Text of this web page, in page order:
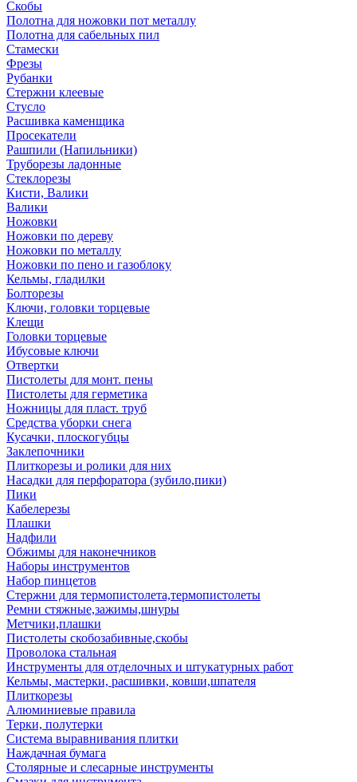
Скобы
Полотна для ножовки пот металлу
Полотна для сабельных пил
Стамески
Фрезы
Рубанки
Стержни клеевые
Стусло
Расшивка каменщика
Просекатели
Рашпили (Напильники)
Труборезы ладонные
Стеклорезы
Кисти, Валики
Валики
Ножовки
Ножовки по дереву
Ножовки по металлу
Ножовки по пено и газоблоку
Кельмы, гладилки
Болторезы
Ключи, головки торцевые
Клещи
Головки торцевые
Ибусовые ключи
Отвертки
Пистолеты для монт. пены
Пистолеты для герметика
Ножницы для пласт. труб
Средства уборки снега
Кусачки, плоскогубцы
Заклепочники
Плиткорезы и ролики для них
Насадки для перфоратора (зубило,пики)
Пики
Кабелерезы
Плашки
Надфили
Обжимы для наконечников
Наборы инструментов
Набор пинцетов
Стержни для термопистолета,термопистолеты
Ремни стяжные,зажимы,шнуры
Метчики,плашки
Пистолеты скобозабивные,скобы
Проволока стальная
Инструменты для отделочных и штукатурных работ
Кельмы, мастерки, расшивки, ковши,шпателя
Плиткорезы
Алюминиевые правила
Терки, полутерки
Система выравнивания плитки
Наждачная бумага
Столярные и слесарные инструменты